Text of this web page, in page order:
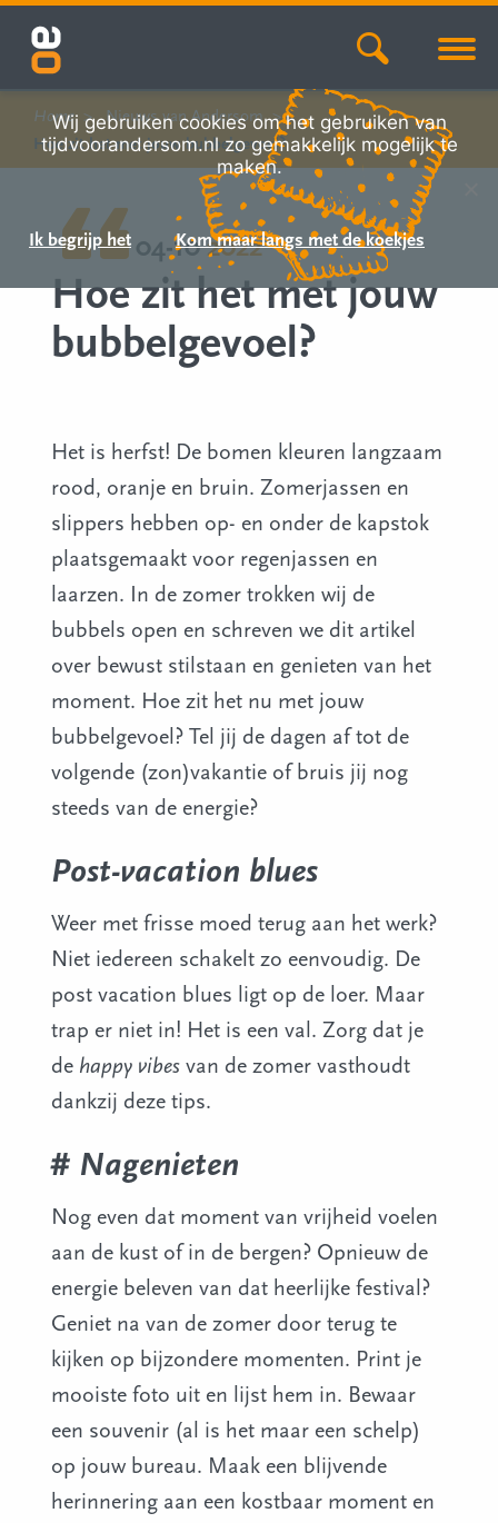
Home
Nieuws van Andersom
Hoe zit het met jouw bubbelgevoel?
04-102022
Hoe zit het met jouw
bubbelgevoel?
Het is herfst! De bomen kleuren langzaam
rood, oranje en bruin. Zomerjassen en
slippers hebben op- en onder de kapstok
plaatsgemaakt voor regenjassen en
laarzen. In de zomer trokken wij de
bubbels open en schreven we dit artikel
over bewust stilstaan en genieten van het
moment. Hoe zit het nu met jouw
bubbelgevoel? Tel jij de dagen af tot de
volgende (zon)vakantie of bruis jij nog
steeds van de energie?
Post-vacation blues
Weer met frisse moed terug aan het werk?
Niet iedereen schakelt zo eenvoudig. De
post vacation blues ligt op de loer. Maar
trap er niet in! Het is een val. Zorg dat je
de happy vibesvan de zomer vasthoudt
dankzij deze tips.
# Nagenieten
Nog even dat moment van vrijheid voelen
aan de kust of in de bergen? Opnieuw de
energie beleven van dat heerlijke festival?
Geniet na van de zomer door terug te
kijken op bijzondere momenten. Print je
mooiste foto uit en lijst hem in. Bewaar
een souvenir (al is het maar een schelp)
op jouw bureau. Maak een blijvende
herinnering aan een kostbaar moment en
Wij gebruiken cookies om het gebruiken van
tijdvoorandersom.nl zo gemakkelijk mogelijk te
maken.
Ik begrijp het Kom maar langs met de koekjes